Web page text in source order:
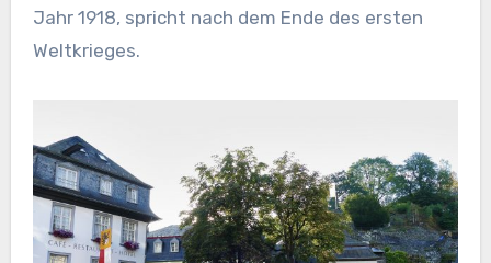
Jahr 1918, spricht nach dem Ende des ersten
Weltkrieges.